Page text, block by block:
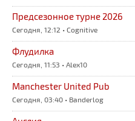
Предсезонное турне 2026
Сегодня, 12:12 • Cognitive
Флудилка
Сегодня, 11:53 • Alex10
Manchester United Pub
Сегодня, 03:40 • Banderlog